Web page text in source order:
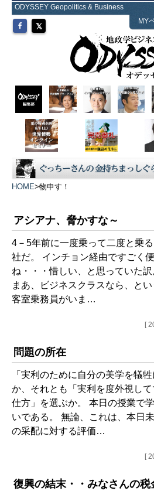
ODYSSEY Geopolitics & Business
MY
HOME>物申す！
アシアナ、脅かすな～
4－5年前に一度乗って二度と乗
社だ。 インチョン経由ですごく
ね・・・惜しい、と思っていた訳
まあ、ビジネスクラスなら、とい
客室乗務員がいま…
[
問題の所在
「実利のために自分の美学を犠
か、それとも「実利を度外視して
仕方」を選ぶか。 本日の授業で
いである。 無論、これは、本日
の采配に対する評価…
[
復興の結末・・みなさんの税